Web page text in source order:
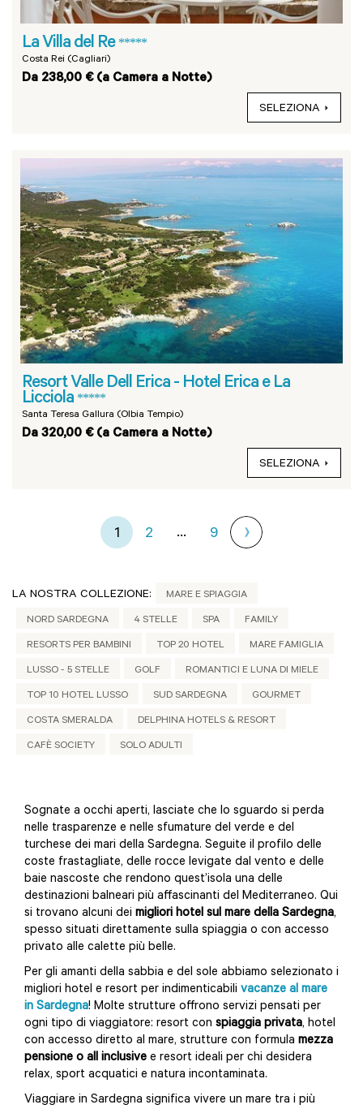
La Villa del Re *****
Costa Rei (Cagliari)
Da 238,00 € (a Camera a Notte)
SELEZIONA
Resort Valle Dell Erica - Hotel Erica e La
Licciola *****
Santa Teresa Gallura (Olbia Tempio)
Da 320,00 € (a Camera a Notte)
SELEZIONA
1 2 ... 9
LA NOSTRA COLLEZIONE: MARE E SPIAGGIA
NORD SARDEGNA 4 STELLE SPA FAMILY
RESORTS PER BAMBINI TOP 20 HOTEL MARE FAMIGLIA
LUSSO - 5 STELLE GOLF ROMANTICI E LUNA DI MIELE
TOP 10 HOTEL LUSSO SUD SARDEGNA GOURMET
COSTA SMERALDA DELPHINA HOTELS & RESORT
CAFÈ SOCIETY SOLO ADULTI
Sognate a occhi aperti, lasciate che lo sguardo si perda
nelle trasparenze e nelle sfumature del verde e del
turchese dei mari della Sardegna. Seguite il profilo delle
coste frastagliate, delle rocce levigate dal vento e delle
baie nascoste che rendono quest’isola una delle
destinazioni balneari più affascinanti del Mediterraneo. Qui
si trovano alcuni dei migliori hotel sul mare della Sardegna,
spesso situati direttamente sulla spiaggia o con accesso
privato alle calette più belle.
Per gli amanti della sabbia e del sole abbiamo selezionato i
migliori hotel e resort per indimenticabili vacanze al mare
in Sardegna! Molte strutture offrono servizi pensati per
ogni tipo di viaggiatore: resort con spiaggia privata, hotel
con accesso diretto al mare, strutture con formula mezza
pensione o all inclusive e resort ideali per chi desidera
relax, sport acquatici e natura incontaminata.
Viaggiare in Sardegna significa vivere un mare tra i più